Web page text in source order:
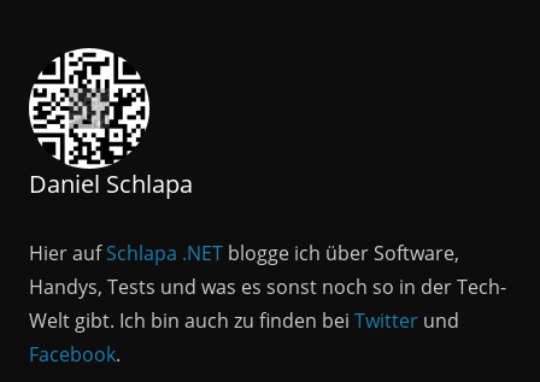
Daniel Schlapa
Hier aufSchlapa .NET blogge ich über Software,
Handys, Tests und was es sonst noch so in der Tech-
Welt gibt. Ich bin auch zu finden beiTwitter und
Facebook.